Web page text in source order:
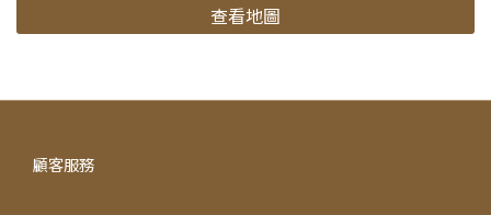
查看地圖
顧客服務